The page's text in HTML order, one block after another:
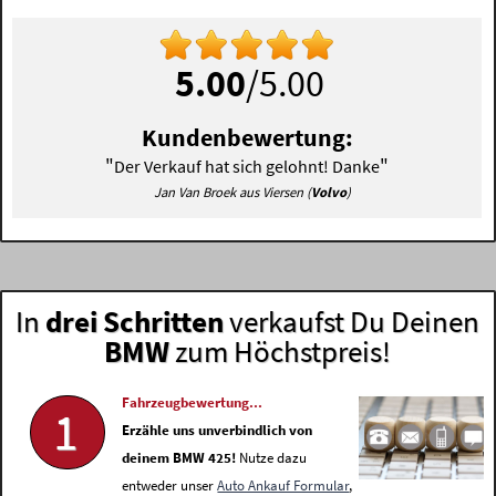
5.00/5.00
Kundenbewertung:
"Der Verkauf hat sich gelohnt! Danke"
Jan Van Broek aus Viersen (Volvo)
In drei Schrittenverkaufst Du Deinen
BMWzum Höchstpreis!
1
Fahrzeugbewertung...
Erzähle uns unverbindlich von
deinem BMW 425! Nutze dazu
entweder unserAuto Ankauf Formular,